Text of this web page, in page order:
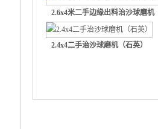
2.6x4米二手边缘出料治沙球磨机
2.4x4二手治沙球磨机（石英）